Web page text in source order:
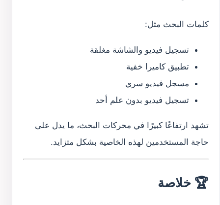
كلمات البحث مثل:
تسجيل فيديو والشاشة مغلقة
تطبيق كاميرا خفية
مسجل فيديو سري
تسجيل فيديو بدون علم أحد
تشهد ارتفاعًا كبيرًا في محركات البحث، ما يدل على
حاجة المستخدمين لهذه الخاصية بشكل متزايد.
🏆 خلاصة